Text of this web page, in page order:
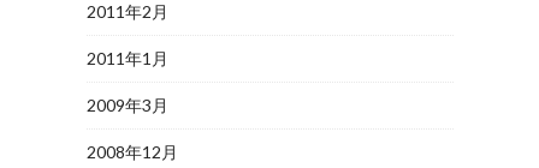
2011年2月
2011年1月
2009年3月
2008年12月